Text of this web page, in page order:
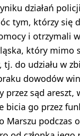
działań
tym, którzy się
i otrzymali
który mimo
do udziału w
dowodów
sąd areszt,
bicia go przez
Marszu podczas